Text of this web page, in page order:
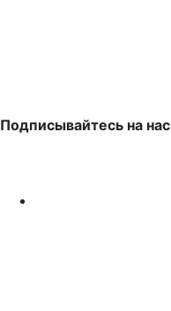
Подписывайтесь на нас